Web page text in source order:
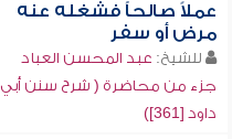
عملاً صالحاً فشغله عنه
مرض أو سفر
للشيخ: عبد المحسن العباد
جزء من محاضرة ( شرح سنن أبي
داود [361])